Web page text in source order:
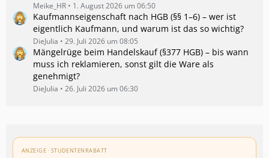
Meike_HR 1. August 2026 um 06:50
Kaufmannseigenschaft nach HGB (§§ 1–6) – wer ist
eigentlich Kaufmann, und warum ist das so wichtig?
DieJulia 29. Juli 2026 um 08:05
Mängelrüge beim Handelskauf (§377 HGB) – bis wann
muss ich reklamieren, sonst gilt die Ware als
genehmigt?
DieJulia 26. Juli 2026 um 06:30
ANZEIGE · STUDENTENRABATT